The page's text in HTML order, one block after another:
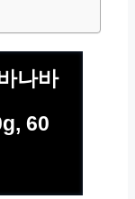
나바
60